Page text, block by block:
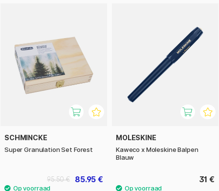
SCHMINCKE
Super Granulation Set Forest
85.95 €
95.50 €
MOLESKINE
Kaweco x Moleskine Balpen
Blauw
31 €